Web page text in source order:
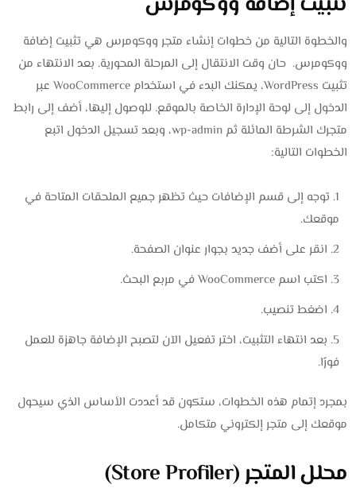
والخطوة التالية من خطوات إنشاء متجر ووكومرس هي تثبيت إضافة
ووكومرس. حان وقت الانتقال إلى المرحلة المحورية. بعد الانتهاء من
تثبيت WordPress، يمكنك البدء في استخدام WooCommerce عبر
الدخول إلى لوحة الإدارة الخاصة بالموقع. للوصول إليها، أضف إلى رابط
متجرك الشرطة المائلة ثم wp-admin، وبعد تسجيل الدخول اتبع
الخطوات التالية:
توجه إلى قسم الإضافات حيث تظهر جميع الملحقات المتاحة في
موقعك.
انقر على أضف جديد بجوار عنوان الصفحة.
اكتب اسم WooCommerce في مربع البحث.
اضغط تنصيب.
بعد انتهاء التثبيت، اختر تفعيل الآن لتصبح الإضافة جاهزة للعمل
فورًا.
بمجرد إتمام هذه الخطوات، ستكون قد أعددت الأساس الذي سيحول
موقعك إلى متجر إلكتروني متكامل.
محلل المتجر (Store Profiler)